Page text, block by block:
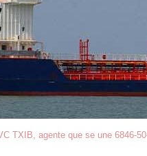
TXIB, agente que se une 6846-